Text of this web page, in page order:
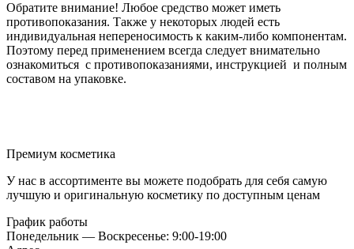
Обратите внимание! Любое средство может иметь
противопоказания. Также у некоторых людей есть
индивидуальная непереносимость к каким-либо компонентам.
Поэтому перед применением всегда следует внимательно
ознакомиться с противопоказаниями, инструкцией и полным
составом на упаковке.
Премиум косметика
У нас в ассортименте вы можете подобрать для себя самую
лучшую и оригинальную косметику по доступным ценам
График работы
Понедельник — Воскресенье: 9:00-19:00